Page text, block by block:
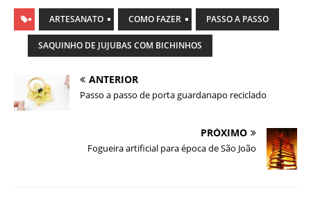
ARTESANATO COMO FAZER PASSO A PASSO
SAQUINHO DE JUJUBAS COM BICHINHOS
ANTERIOR
Passo a passo de porta guardanapo reciclado
PRÓXIMO
Fogueira artificial para época de São João